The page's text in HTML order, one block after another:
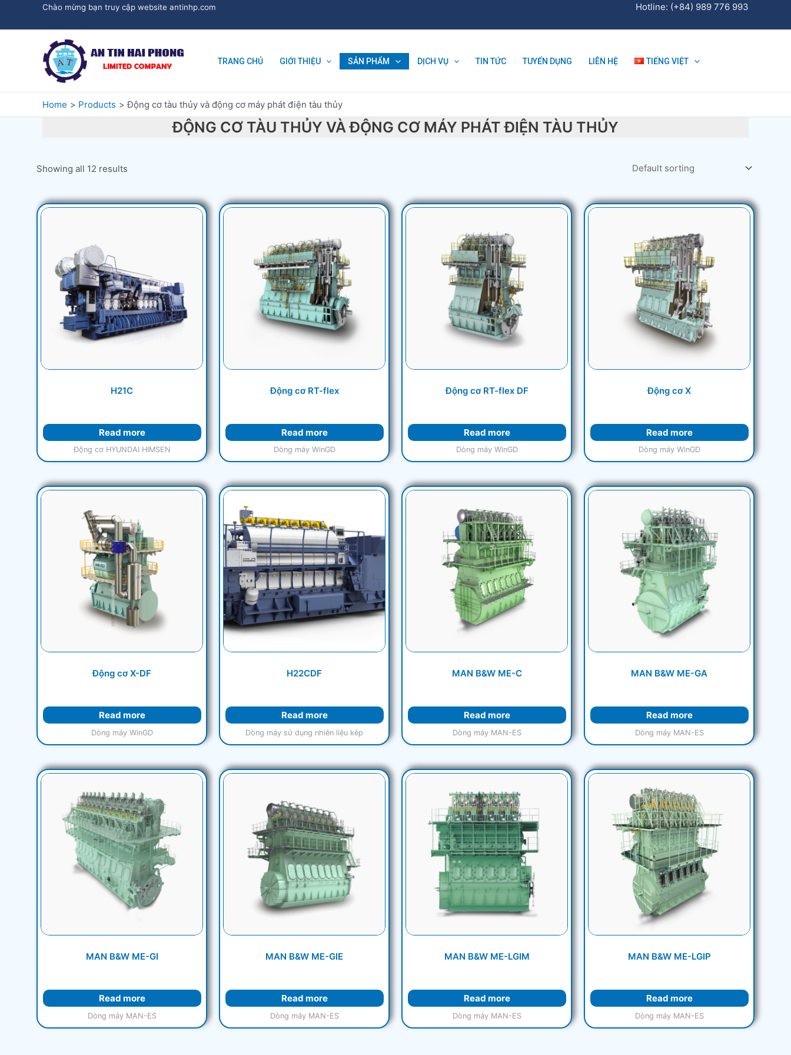
Chào mừng bạn truy cập website antinhp.com Hotline: (+84) 989 776 993
TRANG CHỦ GIỚI THIỆU SẢN PHẨM DỊCH VỤ TIN TỨC TUYỂN DỤNG LIÊN HỆ TIẾNG VIỆT
Home Products Động cơ tàu thủy và động cơ máy phát điện tàu thủy
ĐỘNG CƠ TÀU THỦY VÀ ĐỘNG CƠ MÁY PHÁT ĐIỆN TÀU THỦY
Showing all 12 results
H21C
Read more
Động cơ HYUNDAI HIMSEN
Động cơ RT-flex
Read more
Dòng máy WinGD
Động cơ RT-flex DF
Read more
Dòng máy WinGD
Động cơ X
Read more
Dòng máy WinGD
Động cơ X-DF
Read more
Dòng máy WinGD
H22CDF
Read more
Dòng máy sử dụng nhiên liệu kép
MAN B&W ME-C
Read more
Dòng máy MAN-ES
MAN B&W ME-GA
Read more
Dòng máy MAN-ES
MAN B&W ME-GI
Read more
Dòng máy MAN-ES
MAN B&W ME-GIE
Read more
Dòng máy MAN-ES
MAN B&W ME-LGIM
Read more
Dòng máy MAN-ES
MAN B&W ME-LGIP
Read more
Dòng máy MAN-ES